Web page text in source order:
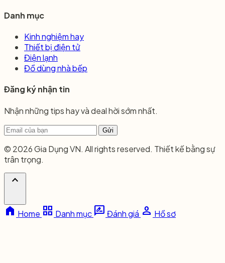
Danh mục
Kinh nghiệm hay
Thiết bị điện tử
Điện lạnh
Đồ dùng nhà bếp
Đăng ký nhận tin
Nhận những tips hay và deal hời sớm nhất.
Gửi
© 2026 Gia Dụng VN. All rights reserved. Thiết kế bằng sự
trân trọng.
expand_less
home Home grid_view Danh mục rate_review Đánh giá person Hồ sơ